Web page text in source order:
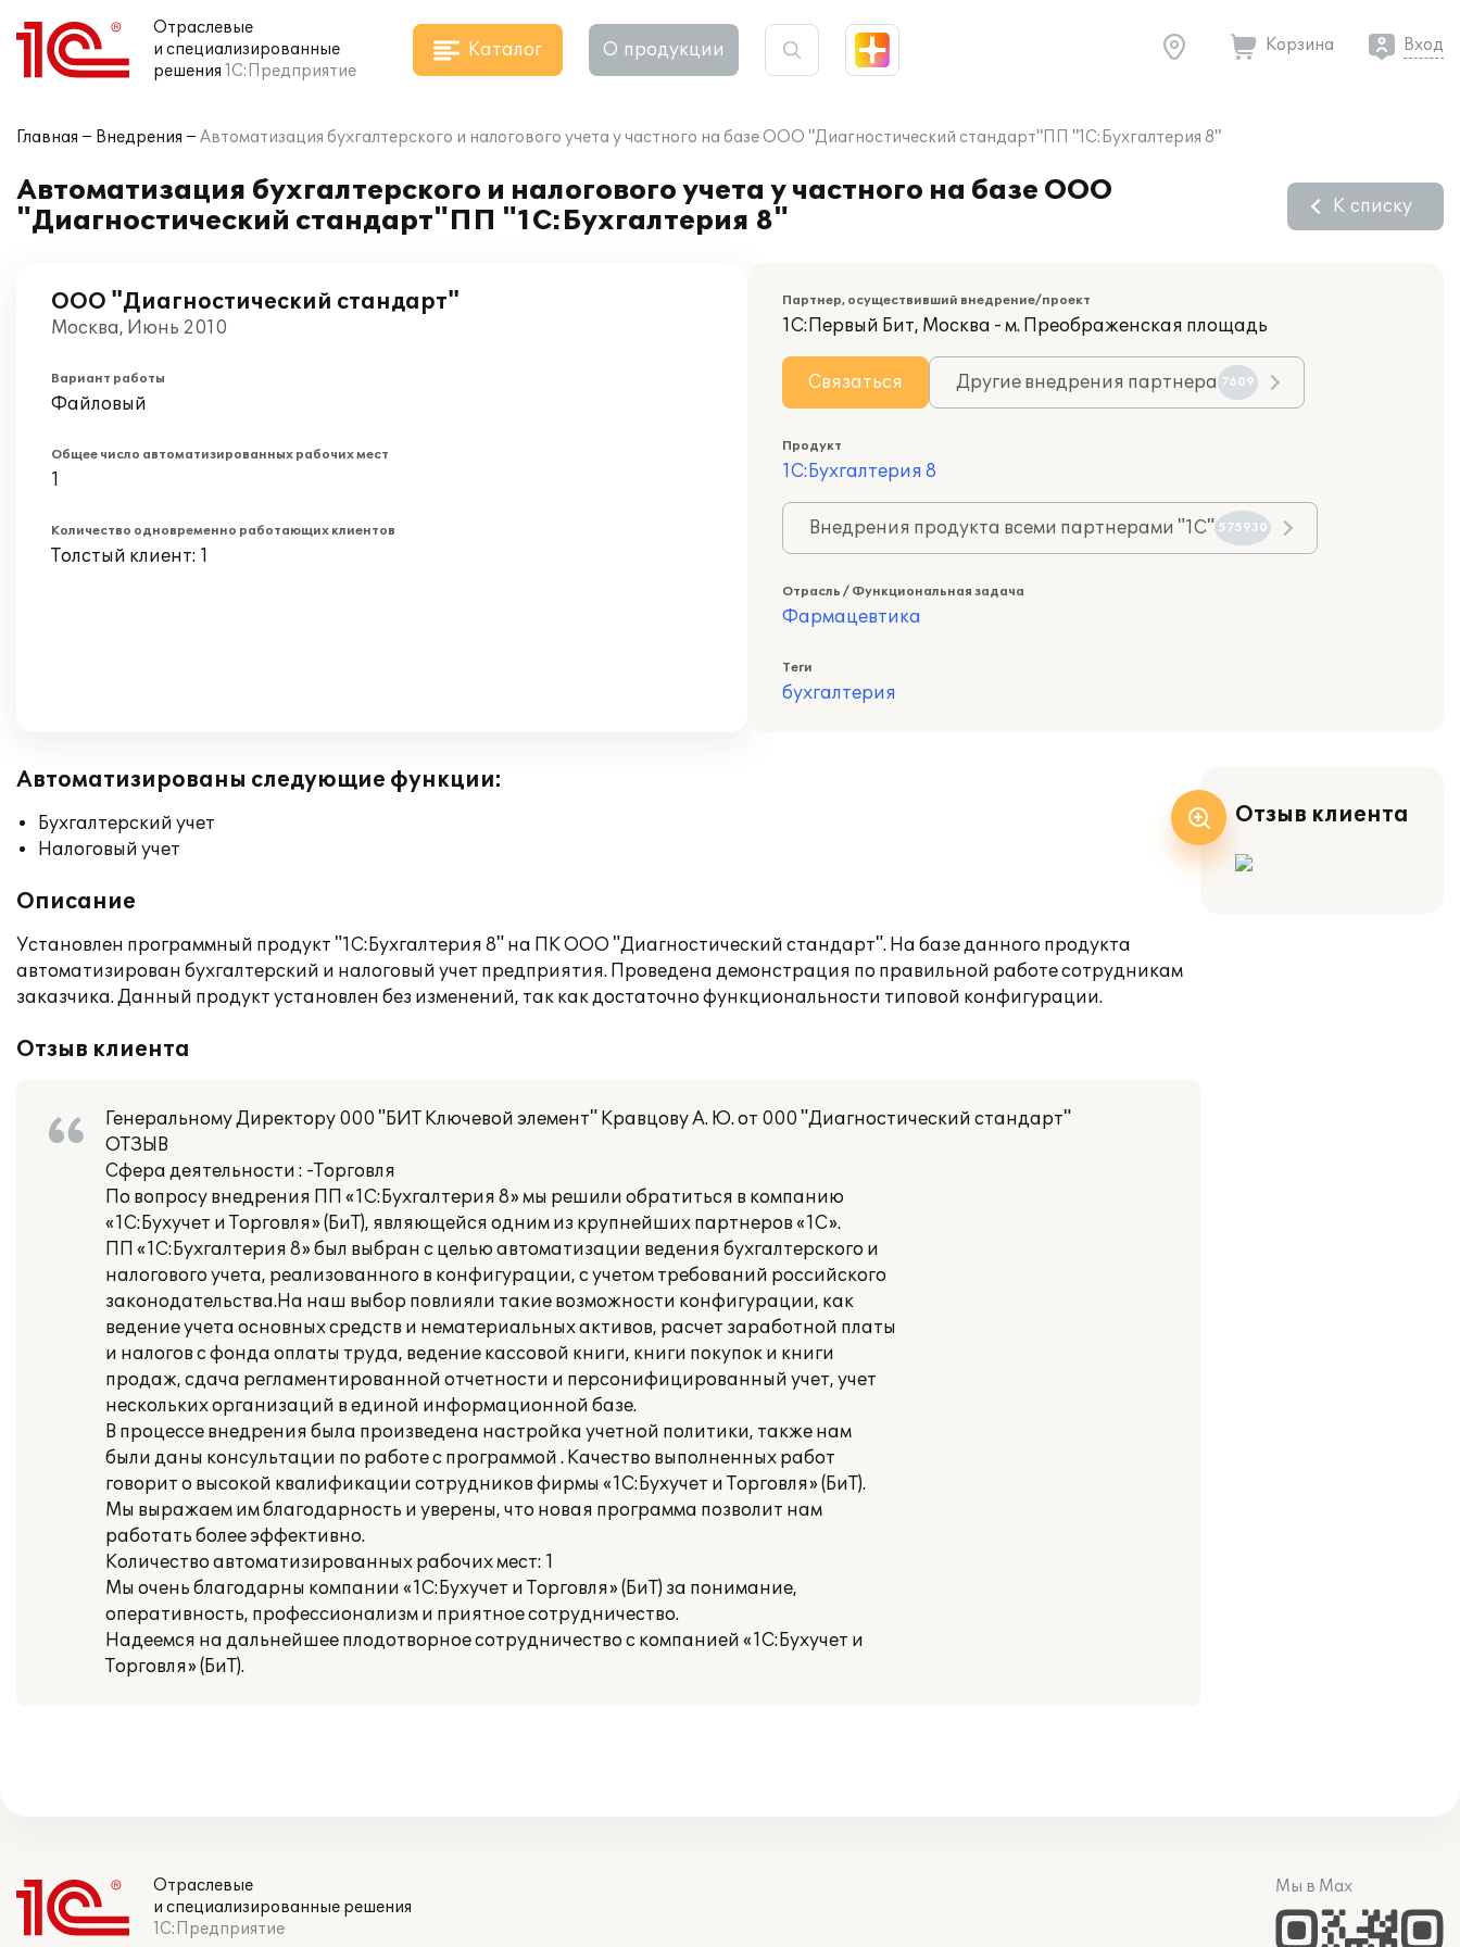
Отраслевые
и специализированные
решения 1С:Предприятие
Каталог О продукции Корзина Вход
Главная Внедрения Автоматизация бухгалтерского и налогового учета у частного на базе ООО "Диагностический стандарт"ПП "1С:Бухгалтерия 8"
Автоматизация бухгалтерского и налогового учета у частного на базе ООО
"Диагностический стандарт"ПП "1С:Бухгалтерия 8"
К списку
ООО "Диагностический стандарт"
Москва, Июнь 2010
Вариант работы
Файловый
Общее число автоматизированных рабочих мест
1
Количество одновременно работающих клиентов
Толстый клиент: 1
Партнер, осуществивший внедрение/проект
1С:Первый Бит, Москва - м. Преображенская площадь
Связаться Другие внедрения партнера 7609
Продукт
1С:Бухгалтерия 8
Внедрения продукта всеми партнерами "1С" 575930
Отрасль / Функциональная задача
Фармацевтика
Теги
бухгалтерия
Автоматизированы следующие функции:
Бухгалтерский учет
Налоговый учет
Описание
Установлен программный продукт "1С:Бухгалтерия 8" на ПК ООО "Диагностический стандарт". На базе данного продукта
автоматизирован бухгалтерский и налоговый учет предприятия. Проведена демонстрация по правильной работе сотрудникам
заказчика. Данный продукт установлен без изменений, так как достаточно функциональности типовой конфигурации.
Отзыв клиента
Генеральному Директору 000 "БИТ Ключевой элемент" Кравцову А. Ю. от 000 "Диагностический стандарт"
ОТЗЫВ
Сфера деятельности : -Торговля
По вопросу внедрения ПП «1С:Бухгалтерия 8» мы решили обратиться в компанию
«1С:Бухучет и Торговля» (БиТ), являющейся одним из крупнейших партнеров «1С».
ПП «1С:Бухгалтерия 8» был выбран с целью автоматизации ведения бухгалтерского и
налогового учета, реализованного в конфигурации, с учетом требований российского
законодательства.На наш выбор повлияли такие возможности конфигурации, как
ведение учета основных средств и нематериальных активов, расчет заработной платы
и налогов с фонда оплаты труда, ведение кассовой книги, книги покупок и книги
продаж, сдача регламентированной отчетности и персонифицированный учет, учет
нескольких организаций в единой информационной базе.
В процессе внедрения была произведена настройка учетной политики, также нам
были даны консультации по работе с программой . Качество выполненных работ
говорит о высокой квалификации сотрудников фирмы «1С:Бухучет и Торговля» (БиТ).
Мы выражаем им благодарность и уверены, что новая программа позволит нам
работать более эффективно.
Количество автоматизированных рабочих мест: 1
Мы очень благодарны компании «1С:Бухучет и Торговля» (БиТ) за понимание,
оперативность, профессионализм и приятное сотрудничество.
Надеемся на дальнейшее плодотворное сотрудничество с компанией «1С:Бухучет и
Торговля» (БиТ).
Отзыв клиента
Отраслевые
и специализированные решения
1С:Предприятие
Мы в Max